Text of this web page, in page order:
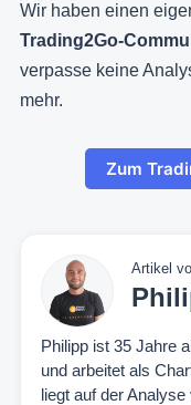
Wir haben einen
Trading2Go-
verpasse keine
mehr.
Zum
Artikel
Philipp ist 35 Jahre
und arbeitet als
liegt auf der